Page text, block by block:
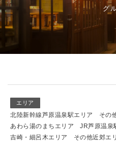
グ
エリア
北陸新幹線芦原温泉駅エリア
その
あわら湯のまちエリア
JR芦原温泉
吉崎・細呂木エリア
その他近郊エ